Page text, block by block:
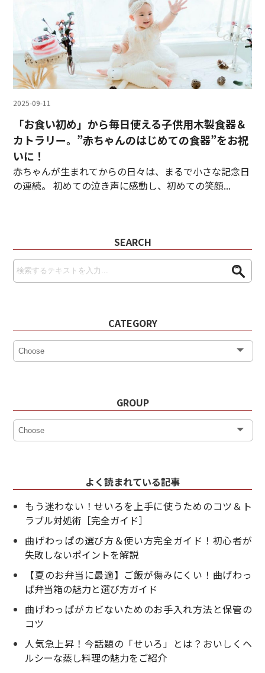
2025-09-11
「お食い初め」から毎日使える子供用木製食器＆
カトラリー。”赤ちゃんのはじめての食器”をお祝
いに！
赤ちゃんが生まれてからの日々は、まるで小さな記念日
の連続。 初めての泣き声に感動し、初めての笑顔...
SEARCH
CATEGORY
GROUP
よく読まれている記事
もう迷わない！せいろを上手に使うためのコツ＆ト
ラブル対処術［完全ガイド］
曲げわっぱの選び方＆使い方完全ガイド！初心者が
失敗しないポイントを解説
【夏のお弁当に最適】ご飯が傷みにくい！曲げわっ
ぱ弁当箱の魅力と選び方ガイド
曲げわっぱがカビないためのお手入れ方法と保管の
コツ
人気急上昇！今話題の「せいろ」とは？おいしくヘ
ルシーな蒸し料理の魅力をご紹介